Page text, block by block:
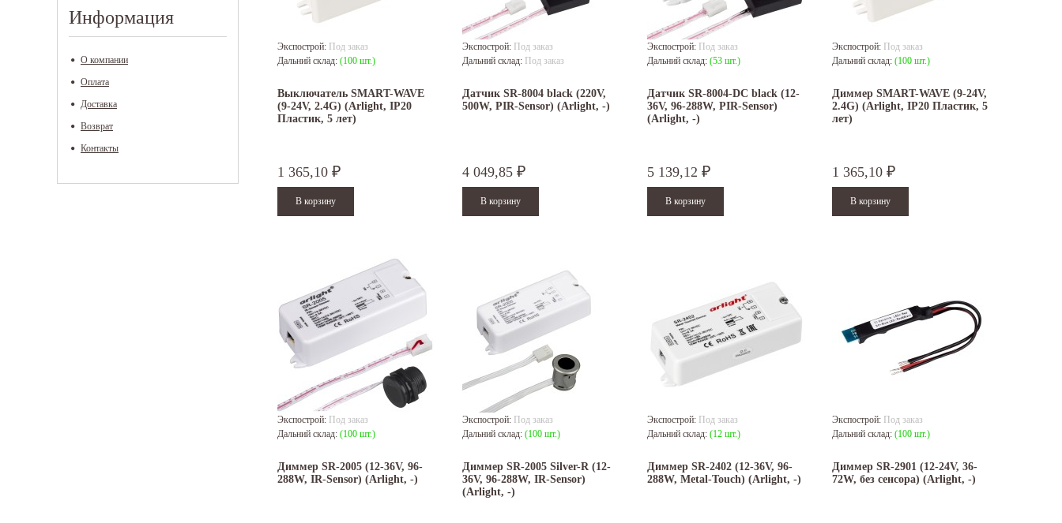
Информация
О компании
Оплата
Доставка
Возврат
Контакты
Экспострой: Под заказ
Дальний склад: (100 шт.)
Выключатель SMART-WAVE
(9-24V, 2.4G) (Arlight, IP20
Пластик, 5 лет)
1 365,10 ₽
Экспострой: Под заказ
Дальний склад: Под заказ
Датчик SR-8004 black (220V,
500W, PIR-Sensor) (Arlight, -)
4 049,85 ₽
Экспострой: Под заказ
Дальний склад: (53 шт.)
Датчик SR-8004-DC black (12-
36V, 96-288W, PIR-Sensor)
(Arlight, -)
5 139,12 ₽
Экспострой: Под заказ
Дальний склад: (100 шт.)
Диммер SMART-WAVE (9-24V,
2.4G) (Arlight, IP20 Пластик, 5
лет)
1 365,10 ₽
Экспострой: Под заказ
Дальний склад: (100 шт.)
Диммер SR-2005 (12-36V, 96-
288W, IR-Sensor) (Arlight, -)
Экспострой: Под заказ
Дальний склад: (100 шт.)
Диммер SR-2005 Silver-R (12-
36V, 96-288W, IR-Sensor)
(Arlight, -)
Экспострой: Под заказ
Дальний склад: (12 шт.)
Диммер SR-2402 (12-36V, 96-
288W, Metal-Touch) (Arlight, -)
Экспострой: Под заказ
Дальний склад: (100 шт.)
Диммер SR-2901 (12-24V, 36-
72W, без сенсора) (Arlight, -)